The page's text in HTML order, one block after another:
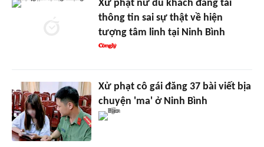
Xử phạt nữ du khách đăng tải
thông tin sai sự thật về hiện
tượng tâm linh tại Ninh Bình
Xử phạt cô gái đăng 37 bài viết bịa
chuyện 'ma' ở Ninh Bình